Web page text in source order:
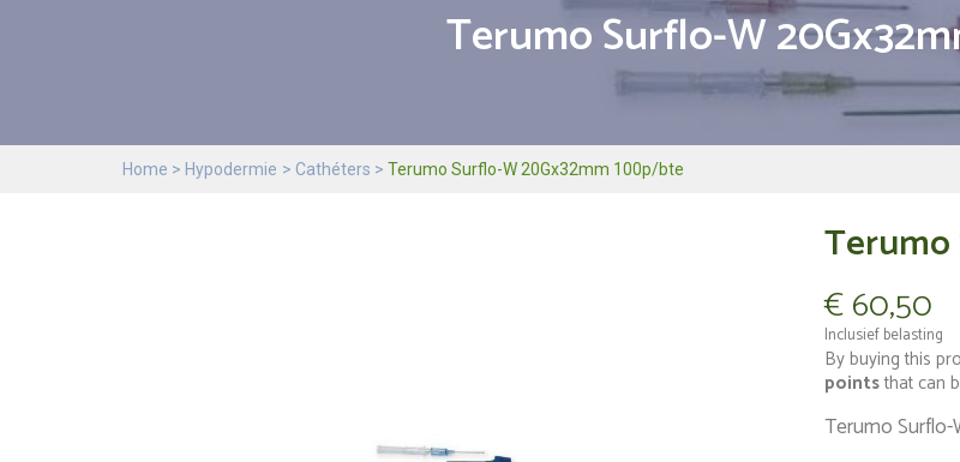
Terumo Surflo-W
Home Hypodermie Cathéters Terumo Surflo-W 20Gx32mm 100p/bte
Terumo
€ 60,50
Inclusief belasting
By buying this
pointsthat can
Terumo